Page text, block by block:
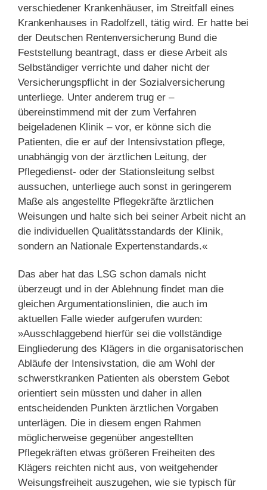
verschiedener Krankenhäuser, im Streitfall eines
Krankenhauses in Radolfzell, tätig wird. Er hatte bei
der Deutschen Rentenversicherung Bund die
Feststellung beantragt, dass er diese Arbeit als
Selbständiger verrichte und daher nicht der
Versicherungspflicht in der Sozialversicherung
unterliege. Unter anderem trug er –
übereinstimmend mit der zum Verfahren
beigeladenen Klinik – vor, er könne sich die
Patienten, die er auf der Intensivstation pflege,
unabhängig von der ärztlichen Leitung, der
Pflegedienst- oder der Stationsleitung selbst
aussuchen, unterliege auch sonst in geringerem
Maße als angestellte Pflegekräfte ärztlichen
Weisungen und halte sich bei seiner Arbeit nicht an
die individuellen Qualitätsstandards der Klinik,
sondern an Nationale Expertenstandards.«
Das aber hat das LSG schon damals nicht
überzeugt und in der Ablehnung findet man die
gleichen Argumentationslinien, die auch im
aktuellen Falle wieder aufgerufen wurden:
»Ausschlaggebend hierfür sei die vollständige
Eingliederung des Klägers in die organisatorischen
Abläufe der Intensivstation, die am Wohl der
schwerstkranken Patienten als oberstem Gebot
orientiert sein müssten und daher in allen
entscheidenden Punkten ärztlichen Vorgaben
unterlägen. Die in diesem engen Rahmen
möglicherweise gegenüber angestellten
Pflegekräften etwas größeren Freiheiten des
Klägers reichten nicht aus, von weitgehender
Weisungsfreiheit auszugehen, wie sie typisch für